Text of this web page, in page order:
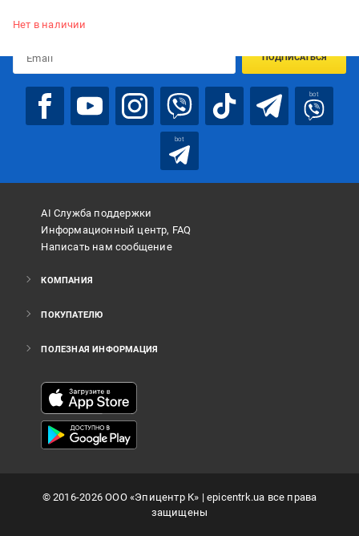
Нет в наличии
ПОДПИСАТЬСЯ
bot
bot
AI Служба поддержки
Информационный центр, FAQ
Написать нам сообщение
КОМПАНИЯ
ПОКУПАТЕЛЮ
ПОЛЕЗНАЯ ИНФОРМАЦИЯ
©2016-2026ООО «Эпицентр К» | epicentrk.ua все права
защищены